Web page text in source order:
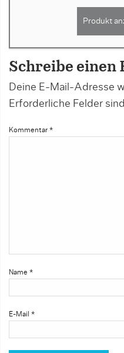
Produkt
Schreibe einen
Deine E-Mail-Adresse
Erforderliche Felder
Kommentar *
Name *
E-Mail *